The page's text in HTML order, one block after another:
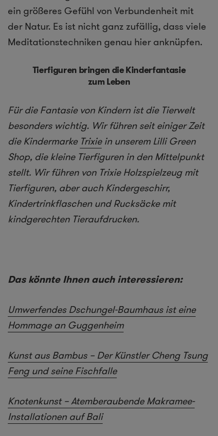
ein größeres Gefühl von Verbundenheit mit
der Natur. Es ist nicht ganz zufällig, dass viele
Meditationstechniken genau hier anknüpfen.
Tierfiguren bringen die Kinderfantasie
zum Leben
Für die Fantasie von Kindern ist die Tierwelt
besonders wichtig. Wir führen seit einiger Zeit
die Kindermarke Trixiein unserem Lilli Green
Shop, die kleine Tierfiguren in den Mittelpunkt
stellt. Wir führen von Trixie Holzspielzeug mit
Tierfiguren, aber auch Kindergeschirr,
Kindertrinkflaschen und Rucksäcke mit
kindgerechten Tieraufdrucken.
Das könnte Ihnen auch interessieren:
Umwerfendes Dschungel-Baumhaus ist eine
Hommage an Guggenheim
Kunst aus Bambus – Der Künstler Cheng Tsung
Feng und seine Fischfalle
Knotenkunst – Atemberaubende Makramee-
Installationen auf Bali